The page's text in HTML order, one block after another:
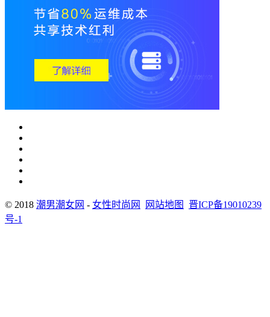
© 2018 潮男潮女网 - 女性时尚网 网站地图
晋ICP备19010239
号-1